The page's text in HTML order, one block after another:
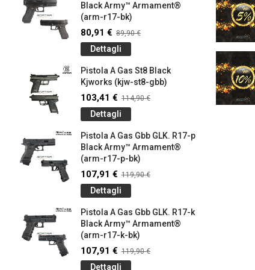
Black Army™ Armament®
(arm-r17-bk)
80,91 € 89,90 €
Dettagli
Pistola A Gas St8 Black
Kjworks (kjw-st8-gbb)
103,41 € 114,90 €
Dettagli
Pistola A Gas Gbb GLK. R17-p
Black Army™ Armament®
(arm-r17-p-bk)
107,91 € 119,90 €
Dettagli
Pistola A Gas Gbb GLK. R17-k
Black Army™ Armament®
(arm-r17-k-bk)
107,91 € 119,90 €
Dettagli